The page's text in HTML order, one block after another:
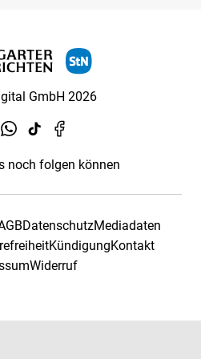
GmbH 2026
noch folgen können
DatenschutzMediadaten
KündigungKontakt
Widerruf